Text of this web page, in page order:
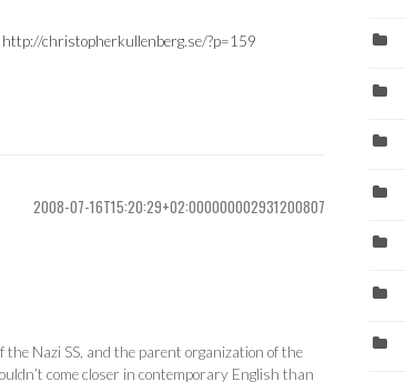
http://christopherkullenberg.se/?p=159
2008-07-16T15:20:29+02:000000002931200807
Nazi SS, and the parent organization of the
come closer in contemporary English than